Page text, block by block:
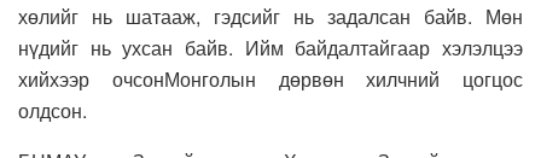
хөлийг нь шатааж, гэдсийг нь задалсан байв. Мөн
нүдийг нь ухсан байв. Ийм байдалтайгаар хэлэлцээ
хийхээр очсонМонголын дөрвөн хилчний цогцос
олдсон.